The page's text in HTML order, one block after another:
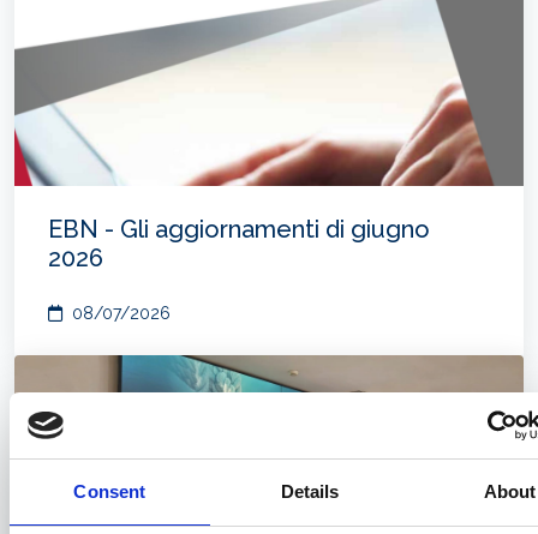
Consent Details About
EBN - Gli aggiornamenti di giugno
2026
08/07/2026